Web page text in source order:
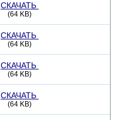
СКАЧАТЬ
(64 KB)
СКАЧАТЬ
(64 KB)
СКАЧАТЬ
(64 KB)
СКАЧАТЬ
(64 KB)